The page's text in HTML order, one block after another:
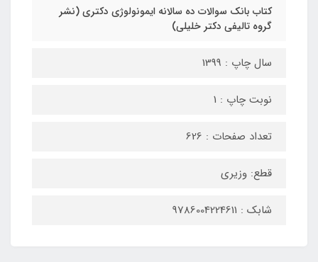
کتاب بانک سوالات ده سالانه ایمونولوژی دکتری (نشر
گروه تالیفی دکتر خلیلی)
سال چاپ : 1399
نوبت چاپ : 1
تعداد صفحات : 626
قطع: وزیری
شابک : 9786004224611